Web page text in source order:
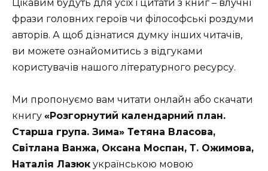
Цікавим будуть для усіх і цитати з книг – влучні
фрази головних героїв чи філософські роздуми
авторів. А щоб дізнатися думку інших читачів,
ви можете ознайомитись з відгуками
користувачів нашого літературного ресурсу.
Ми пропонуємо вам читати онлайн або скачати
книгу «Розгорнутий календарний план.
Старша група. Зима» Тетяна Власова,
Світлана Ванжа, Оксана Моспан, Т. Ожимова,
Наталія Лазюк українською мовою